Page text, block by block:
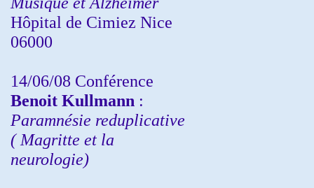
Hôpital de Cimiez Nice
06000
14/06/08 Conférence
Benoit Kullmann :
Paramnésie reduplicative
( Magritte et la
neurologie)